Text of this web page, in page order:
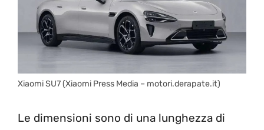
Xiaomi SU7 (Xiaomi Press Media – motori.derapate.it)
Le dimensioni sono di una lunghezza di